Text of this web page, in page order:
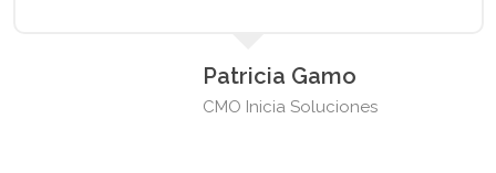
Patricia Gamo
CMO Inicia Soluciones